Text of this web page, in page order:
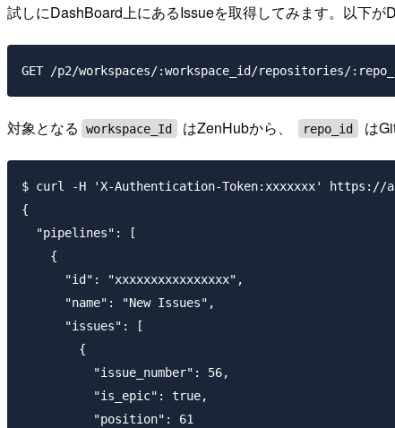
試しにDashBoard上にあるIssueを取得してみます。以下が
対象となる workspace_Id はZenHubから、 repo_id は
$ curl -H 'X-Authentication-Token:xxxxxxx' https://
{
  "pipelines": [
    {
      "id": "xxxxxxxxxxxxxxxx",
      "name": "New Issues",
      "issues": [
        {
          "issue_number": 56,
          "is_epic": true,
          "position": 61